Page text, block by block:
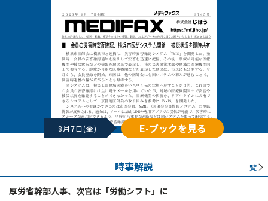
8月7日(金) E-ブックを見る
時事解説 一覧
厚労省幹部人事、次官は「労働シフト」に